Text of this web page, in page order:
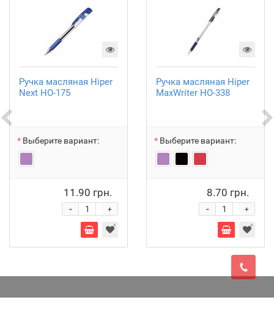
Ручка масляная Hiper
Next HO-175
Выберите вариант:
11.90 грн.
+
-
Ручка масляная Hiper
MaxWriter HO-338
Выберите вариант:
8.70 грн.
+
-